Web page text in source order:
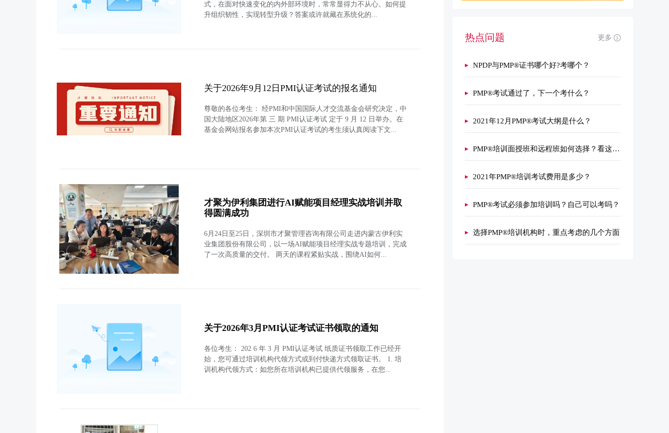
式，在面对快速变化的内外部环境时，常常显得力不从心。如何提
升组织韧性，实现转型升级？答案或许就藏在系统化的...
关于2026年9月12日PMI认证考试的报名通知
尊敬的各位考生： 经PMI和中国国际人才交流基金会研究决定，中
国大陆地区2026年第 三 期 PMI认证考试 定于 9 月 12 日举办。在
基金会网站报名参加本次PMI认证考试的考生须认真阅读下文...
才聚为伊利集团进行AI赋能项目经理实战培训并取
得圆满成功
6月24日至25日，深圳市才聚管理咨询有限公司走进内蒙古伊利实
业集团股份有限公司，以一场AI赋能项目经理实战专题培训，完成
了一次高质量的交付。 两天的课程紧贴实战，围绕AI如何...
关于2026年3月PMI认证考试证书领取的通知
各位考生： 202 6 年 3 月 PMI认证考试 纸质证书领取工作已经开
始，您可通过培训机构代领方式或到付快递方式领取证书。 1. 培
训机构代领方式：如您所在培训机构已提供代领服务，在您...
热点问题 更多
NPDP与PMP®证书哪个好?考哪个？
PMP®考试通过了，下一个考什么？
2021年12月PMP®考试大纲是什么？
PMP®培训面授班和远程班如何选择？看这里！
2021年PMP®培训考试费用是多少？
PMP®考试必须参加培训吗？自己可以考吗？
选择PMP®培训机构时，重点考虑的几个方面